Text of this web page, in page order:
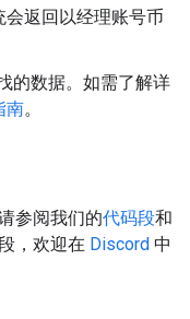
返回以经理账号币
的数据。如需了解详
南。
参阅我们的代码段和
，欢迎在 Discord 中